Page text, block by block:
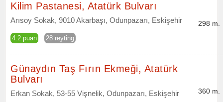
Kilim Pastanesi, Atatürk Bulvarı
Arısoy Sokak, 9010 Akarbaşı, Odunpazarı, Eskişehir
4.2 puan 28 reyting
298 m.
Günaydın Taş Fırın Ekmeği, Atatürk
Bulvarı
Erkan Sokak, 53-55 Vişnelik, Odunpazarı, Eskişehir 360 m.